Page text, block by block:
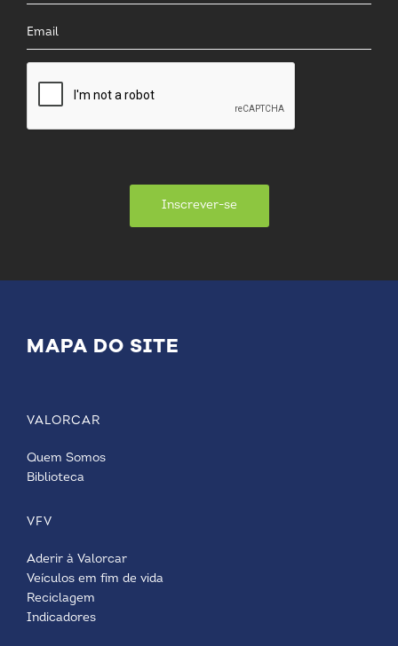
Inscrever-se
MAPA DO SITE
VALORCAR
Quem Somos
Biblioteca
VFV
Aderir à Valorcar
Veículos em fim de vida
Reciclagem
Indicadores